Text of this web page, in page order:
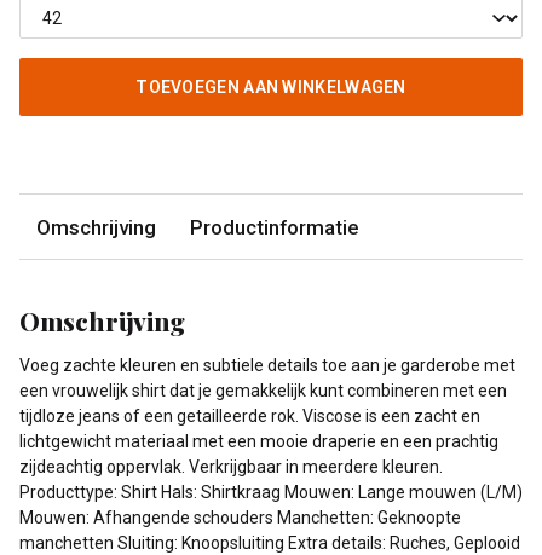
TOEVOEGEN AAN WINKELWAGEN
Omschrijving Productinformatie
Omschrijving
Voeg zachte kleuren en subtiele details toe aan je garderobe met
een vrouwelijk shirt dat je gemakkelijk kunt combineren met een
tijdloze jeans of een getailleerde rok. Viscose is een zacht en
lichtgewicht materiaal met een mooie draperie en een prachtig
zijdeachtig oppervlak. Verkrijgbaar in meerdere kleuren.
Producttype: Shirt Hals: Shirtkraag Mouwen: Lange mouwen (L/M)
Mouwen: Afhangende schouders Manchetten: Geknoopte
manchetten Sluiting: Knoopsluiting Extra details: Ruches, Geplooid